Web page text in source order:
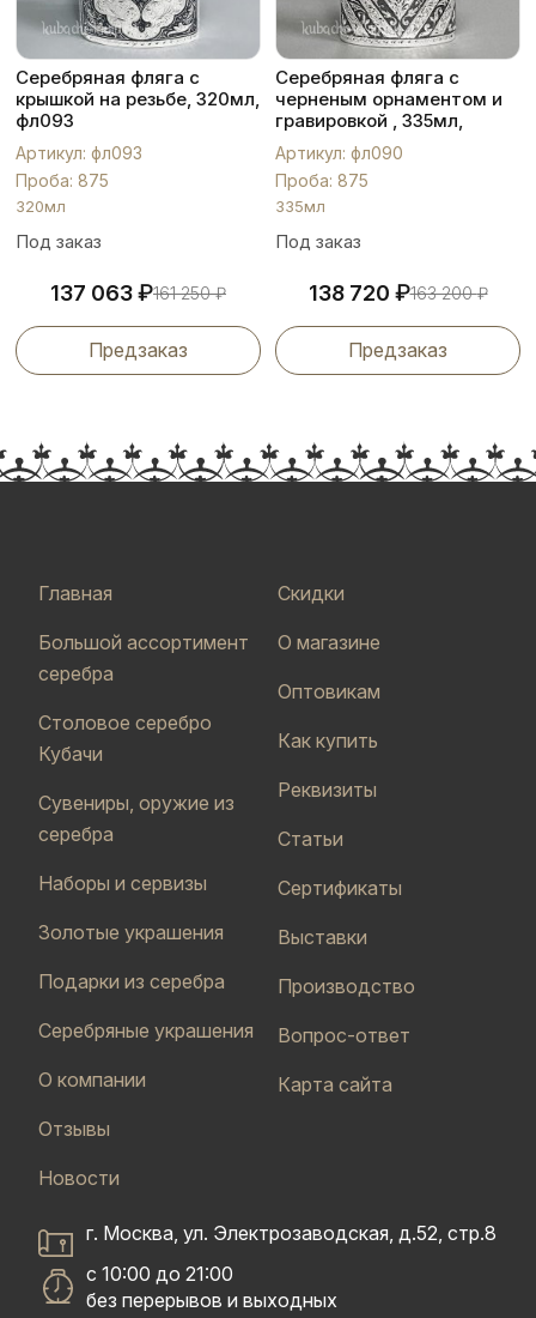
Серебряная фляга с
крышкой на резьбе, 320мл,
фл093
Артикул: фл093
Проба: 875
320мл
Под заказ
137 063₽161 250₽
Предзаказ
Серебряная фляга с
черненым орнаментом и
гравировкой , 335мл,
фл090
Артикул: фл090
Проба: 875
335мл
Под заказ
138 720 ₽163 200₽
Предзаказ
Главная
Большой ассортимент
серебра
Столовое серебро
Кубачи
Сувениры, оружие из
серебра
Наборы и сервизы
Золотые украшения
Подарки из серебра
Серебряные украшения
О компании
Отзывы
Новости
Скидки
О магазине
Оптовикам
Как купить
Реквизиты
Статьи
Сертификаты
Выставки
Производство
Вопрос-ответ
Карта сайта
г. Москва, ул. Электрозаводская, д.52, стр.8
с 10:00 до 21:00
без перерывов и выходных